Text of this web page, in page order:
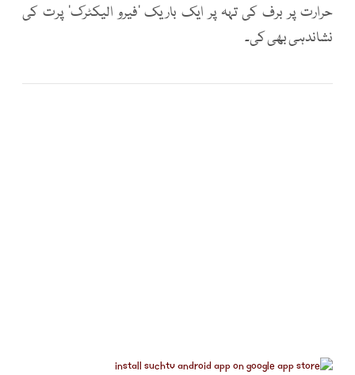
حرارت پر برف کی تہہ پر ایک باریک ’فیرو الیکٹرک‘ پرت کی
نشاندہی بھی کی۔